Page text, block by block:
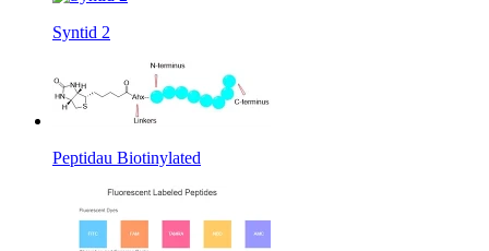
Syntid 2
Peptidau Biotinylated